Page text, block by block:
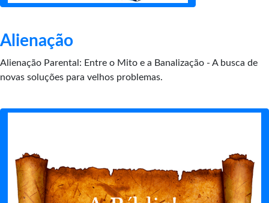
Alienação
Alienação Parental: Entre o Mito e a Banalização - A busca de
novas soluções para velhos problemas.